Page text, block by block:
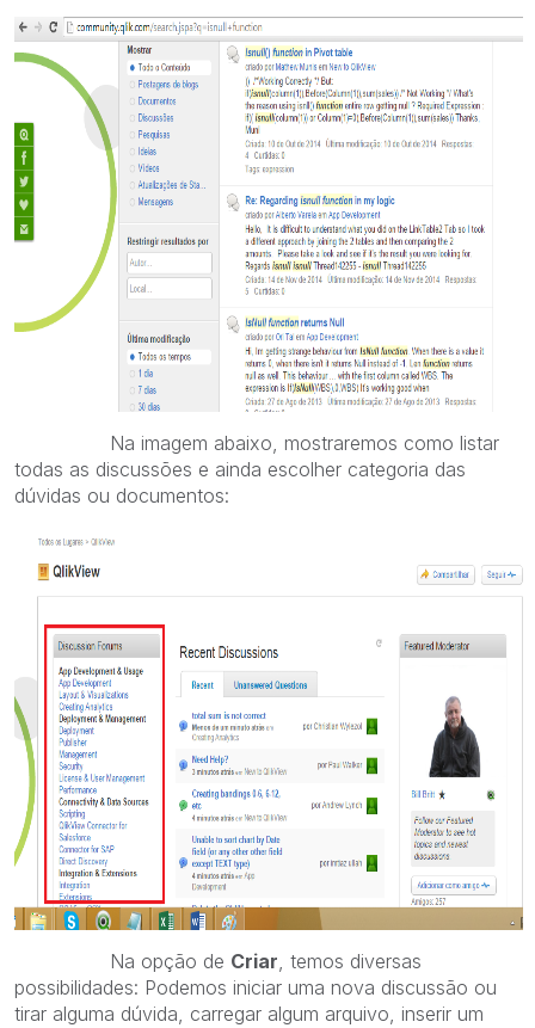
Na imagem abaixo, mostraremos como listar
todas as discussões e ainda escolher categoria das
dúvidas ou documentos:
Na opção de Criar , temos diversas
possibilidades: Podemos iniciar uma nova discussão ou
tirar alguma dúvida, carregar algum arquivo, inserir um